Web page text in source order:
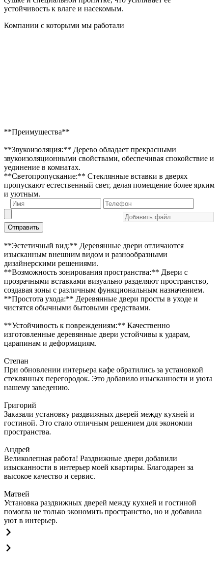
устойчивость к влаге и насекомым.
Компании с которыми мы работали
**Преимущества**
**Звукоизоляция:** Дерево обладает прекрасными
звукоизоляционными свойствами, обеспечивая спокойствие и
уединение в комнатах.
**Светопропускание:** Стеклянные вставки в дверях
пропускают естественный свет, делая помещение более ярким
и уютным.
Отправить
**Эстетичный вид:** Деревянные двери отличаются
изысканным внешним видом и разнообразными
дизайнерскими решениями.
**Возможность зонирования пространства:** Двери с
прозрачными вставками визуально разделяют пространство,
создавая зоны с различным функциональным назначением.
**Простота ухода:** Деревянные двери просты в уходе и
чистятся обычными бытовыми средствами.
**Устойчивость к повреждениям:** Качественно
изготовленные деревянные двери устойчивы к ударам,
царапинам и деформациям.
Степан
При обновлении интерьера кафе обратились за установкой
стеклянных перегородок. Это добавило изысканности и уюта
нашему заведению.
Григорий
Заказали установку раздвижных дверей между кухней и
гостиной. Это стало отличным решением для экономии
пространства.
Андрей
Великолепная работа! Раздвижные двери добавили
изысканности в интерьер моей квартиры. Благодарен за
высокое качество и сервис.
Матвей
Установка раздвижных дверей между кухней и гостиной
помогла не только экономить пространство, но и добавила
уют в интерьер.